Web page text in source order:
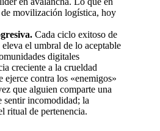
de movilización logística, hoy
Cada ciclo exitoso de
el umbral de lo aceptable
digitales
creciente a la crueldad
ejerce contra los «enemigos»
que alguien comparte una
sentir incomodidad; la
ritual de pertenencia.